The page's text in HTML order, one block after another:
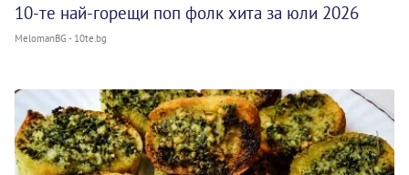
10-те най-горещи поп фолк хита за юли 2026
MelomanBG - 10te.bg